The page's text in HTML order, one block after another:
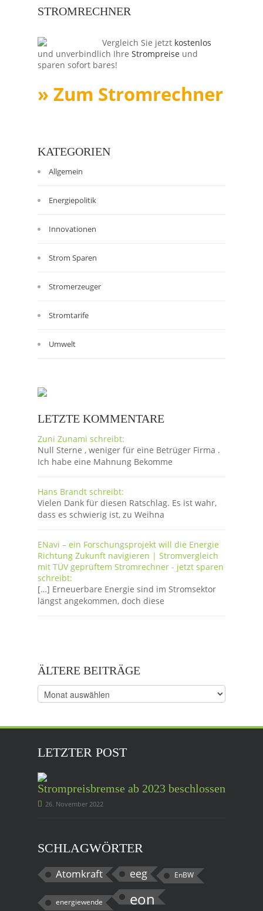
STROMRECHNER
Vergleich Sie jetzt kostenlos
und unverbindlich Ihre Strompreise und
sparen sofort bares!
» Zum Stromrechner
KATEGORIEN
Allgemein
Energiepolitik
Innovationen
Strom Sparen
Stromerzeuger
Stromtarife
Umwelt
LETZTE KOMMENTARE
Zuni Zunami schreibt:
Null Sterne , weniger für eine Betrüger Firma .
Ich habe eine Mahnung Bekomme
Hans Brandt schreibt:
Vielen Dank für diesen Ratschlag. Es ist wahr,
dass es schwierig ist, zu Weihna
ENavi – ein Forschungsprojekt will die Energie
Richtung Zukunft navigieren | Stromvergleich
mit TÜV geprüftem Stromrechner - jetzt sparen
schreibt:
[…] Erneuerbare Energie sind im Stromsektor
längst angekommen, doch diese
ÄLTERE BEITRÄGE
Ältere
Beiträge
LETZTER POST
Strompreisbremse ab 2023 beschlossen
26. November 2022
SCHLAGWÖRTER
Atomkraft eeg EnBW
energiewende eon